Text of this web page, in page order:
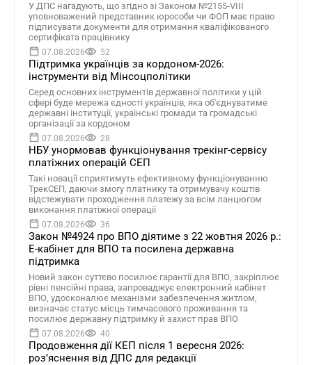
У ДПС нагадують, що згідно зі Законом №2155-VIII
уповноважений представник юрособи чи ФОП має право
підписувати документи для отримання кваліфікованого
сертифіката працівнику
07.08.2026 52
Підтримка українців за кордоном-2026:
інструменти від Мінсоцполітики
Серед основних інструментів державної політики у цій
сфері буде мережа єдності українців, яка об'єднуватиме
державні інституції, українські громади та громадські
організації за кордоном
07.08.2026 28
НБУ унормовав функціонування трекінг-сервісу
платіжних операцій СЕП
Такі новації сприятимуть ефективному функціонуванню
ТрекСЕП, даючи змогу платнику та отримувачу коштів
відстежувати проходження платежу за всім ланцюгом
виконання платіжної операції
07.08.2026 36
Закон №4924 про ВПО діятиме з 22 жовтня 2026 р.:
Е-кабінет для ВПО та посилена державна
підтримка
Новий закон суттєво посилює гарантії для ВПО, закріплює
рівні пенсійні права, запроваджує електронний кабінет
ВПО, удосконалює механізми забезпечення житлом,
визначає статус місць тимчасового проживання та
посилює державну підтримку й захист прав ВПО
07.08.2026 40
Продовження дії КЕП після 1 вересня 2026:
розʼяснення від ДПС для редакції